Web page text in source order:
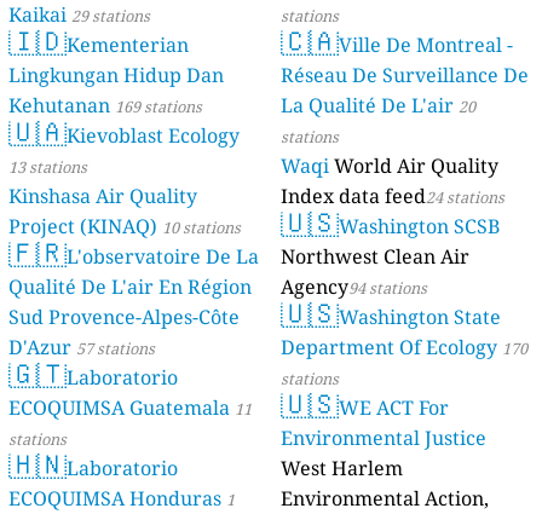
Kaikai 29 stations
🇮🇩Kementerian
Lingkungan Hidup Dan
Kehutanan 169 stations
🇺🇦Kievoblast Ecology
13 stations
Kinshasa Air Quality
Project (KINAQ) 10 stations
🇫🇷L'observatoire De La
Qualité De L'air En Région
Sud Provence-Alpes-Côte
D'Azur 57 stations
🇬🇹Laboratorio
ECOQUIMSA Guatemala 11
stations
🇭🇳Laboratorio
ECOQUIMSA Honduras 1
stations
🇨🇦Ville De Montreal -
Réseau De Surveillance De
La Qualité De L'air 20
stations
WaqiWorld Air Quality
Index data feed24 stations
🇺🇸Washington SCSB
Northwest Clean Air
Agency94 stations
🇺🇸Washington State
Department Of Ecology 170
stations
🇺🇸WE ACT For
Environmental Justice
West Harlem
Environmental Action,